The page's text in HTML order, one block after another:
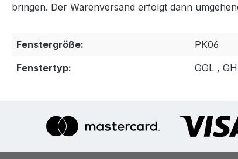
bringen. Der Warenversand erfolgt dann
Fenstergröße:
PK06
Fenstertyp:
GGL ,